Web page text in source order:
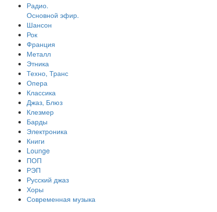
Радио.
Основной эфир.
Шансон
Рок
Франция
Металл
Этника
Техно, Транс
Опера
Классика
Джаз, Блюз
Клезмер
Барды
Электроника
Книги
Lounge
ПОП
РЭП
Русский джаз
Хоры
Современная музыка